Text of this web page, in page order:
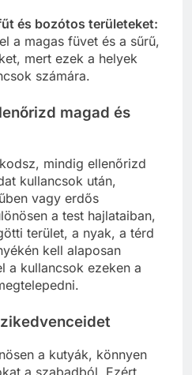
és bozótos területeket:
a magas füvet és a sűrű,
mert ezek a helyek
számára.
magad és
mindig ellenőrizd
kullancsok után,
vagy erdős
a test hajlataiban,
terület, a nyak, a térd
kell alaposan
a kullancsok ezeken a
a kutyák, könnyen
a szabadból. Ezért